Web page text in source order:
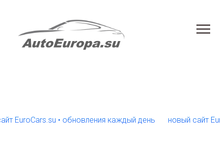
• обновления каждый день новый сайт